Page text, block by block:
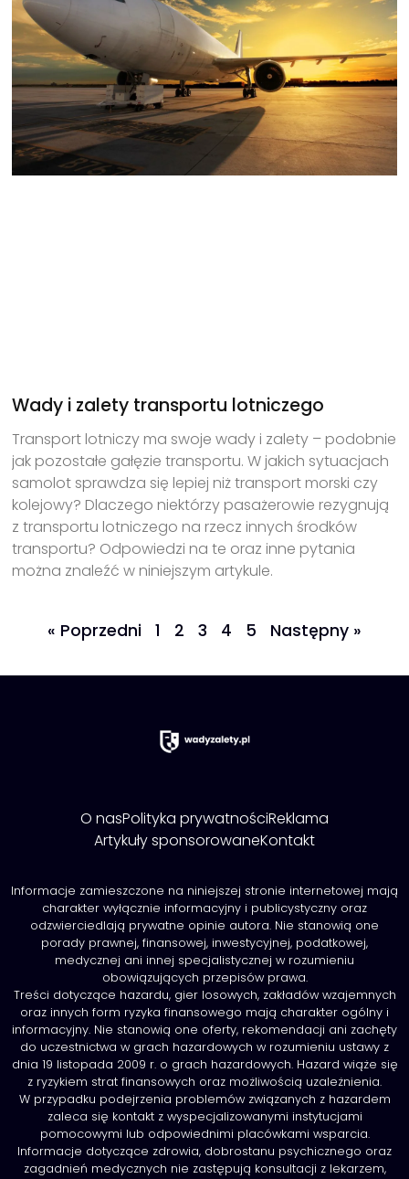
Wady i zalety transportu lotniczego
Transport lotniczy ma swoje wady i zalety – podobnie
jak pozostałe gałęzie transportu. W jakich sytuacjach
samolot sprawdza się lepiej niż transport morski czy
kolejowy? Dlaczego niektórzy pasażerowie rezygnują
z transportu lotniczego na rzecz innych środków
transportu? Odpowiedzi na te oraz inne pytania
można znaleźć w niniejszym artykule.
« Poprzedni 1 2 3 4 5 Następny »
O nasPolityka prywatnościReklama
Artykuły sponsorowaneKontakt
Informacje zamieszczone na niniejszej stronie internetowej mają
charakter wyłącznie informacyjny i publicystyczny oraz
odzwierciedlają prywatne opinie autora. Nie stanowią one
porady prawnej, finansowej, inwestycyjnej, podatkowej,
medycznej ani innej specjalistycznej w rozumieniu
obowiązujących przepisów prawa.
Treści dotyczące hazardu, gier losowych, zakładów wzajemnych
oraz innych form ryzyka finansowego mają charakter ogólny i
informacyjny. Nie stanowią one oferty, rekomendacji ani zachęty
do uczestnictwa w grach hazardowych w rozumieniu ustawy z
dnia 19 listopada 2009 r. o grach hazardowych. Hazard wiąże się
z ryzykiem strat finansowych oraz możliwością uzależnienia.
W przypadku podejrzenia problemów związanych z hazardem
zaleca się kontakt z wyspecjalizowanymi instytucjami
pomocowymi lub odpowiednimi placówkami wsparcia.
Informacje dotyczące zdrowia, dobrostanu psychicznego oraz
zagadnień medycznych nie zastępują konsultacji z lekarzem,